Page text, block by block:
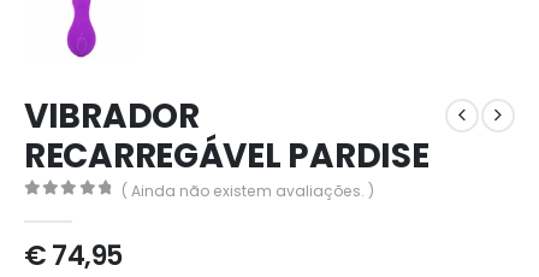
VIBRADOR
RECARREGÁVEL PARDISE
( Ainda não existem avaliações. )
€74,95